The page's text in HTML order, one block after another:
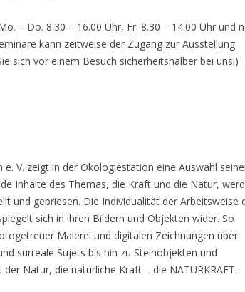
– Do. 8.30 – 16.00 Uhr, Fr. 8.30 – 14.00 Uhr und
kann zeitweise der Zugang zur Ausstellung
sich vor einem Besuch sicherheitshalber bei uns!)
V. zeigt in der Ökologiestation eine Auswahl
Inhalte des Themas, die Kraft und die Natur,
und gepriesen. Die Individualität der Arbeitsweise
sich in ihren Bildern und Objekten wider. So
Malerei und digitalen Zeichnungen über
surreale Sujets bis hin zu Steinobjekten und
Natur, die natürliche Kraft – die NATURKRAFT.